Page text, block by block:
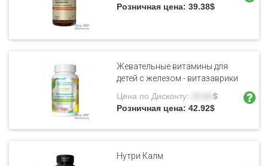
Розничная цена:39.38$
Жевательные витамины для
детей с железом - витазаврики
Цена по Дисконту:
30.66$
Розничная цена:42.92$
Нутри Калм